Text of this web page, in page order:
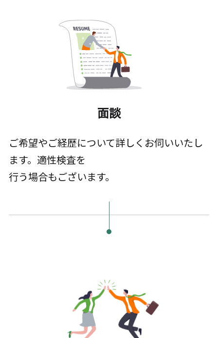
面談
ご希望やご経歴について詳しくお伺いいたし
ます。適性検査を
行う場合もございます。